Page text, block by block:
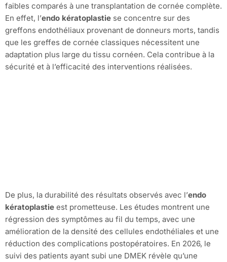
faibles comparés à une transplantation de cornée complète.
En effet, l’endo kératoplastie se concentre sur des
greffons endothéliaux provenant de donneurs morts, tandis
que les greffes de cornée classiques nécessitent une
adaptation plus large du tissu cornéen. Cela contribue à la
sécurité et à l’efficacité des interventions réalisées.
De plus, la durabilité des résultats observés avec l’endo
kératoplastie est prometteuse. Les études montrent une
régression des symptômes au fil du temps, avec une
amélioration de la densité des cellules endothéliales et une
réduction des complications postopératoires. En 2026, le
suivi des patients ayant subi une DMEK révèle qu’une